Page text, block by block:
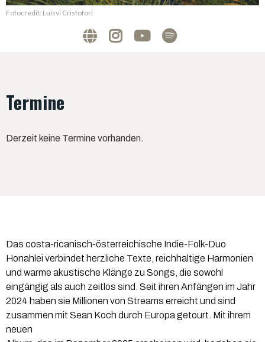
Fotocredit: Luisvi Cristofori
Termine
Derzeit keine Termine vorhanden.
Das costa-ricanisch-österreichische Indie-Folk-Duo
Honahlei verbindet herzliche Texte, reichhaltige Harmonien
und warme akustische Klänge zu Songs, die sowohl
eingängig als auch zeitlos sind. Seit ihren Anfängen im Jahr
2024 haben sie Millionen von Streams erreicht und sind
zusammen mit Sean Koch durch Europa getourt. Mit ihrem
neuen